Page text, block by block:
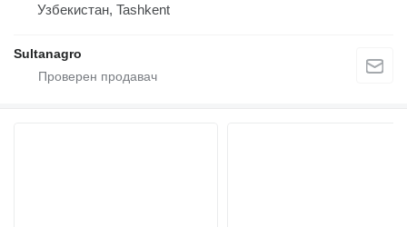
Узбекистан, Tashkent
Sultanagro